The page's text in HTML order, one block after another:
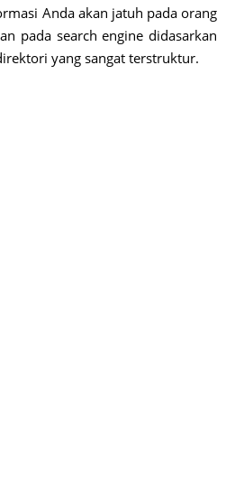
Anda akan jatuh pada orang
pada search engine didasarkan
yang sangat terstruktur.